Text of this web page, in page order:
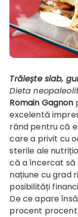
Trăiește slab,
Dieta
Romain Gagnon
excelentă
rând pentru că
care a privit cu
sterile ale
că a încercat
națiune cu grad
posibilități
De ce apare
procent procent